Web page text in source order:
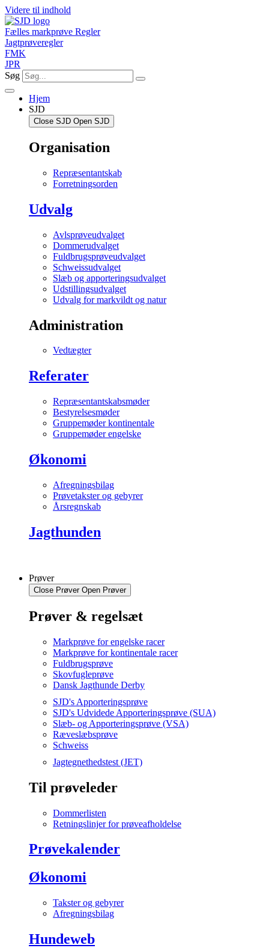
Videre til indhold
Fælles markprøve Regler
Jagtprøveregler
FMK
JPR
Søg
Hjem
SJD
Close SJD Open SJD
Organisation
Repræsentantskab
Forretningsorden
Udvalg
Avlsprøveudvalget
Dommerudvalget
Fuldbrugsprøveudvalget
Schweissudvalget
Slæb og apporteringsudvalget
Udstillingsudvalget
Udvalg for markvildt og natur
Administration
Vedtægter
Referater
Repræsentantskabsmøder
Bestyrelsesmøder
Gruppemøder kontinentale
Gruppemøder engelske
Økonomi
Afregningsbilag
Prøvetakster og gebyrer
Årsregnskab
Jagthunden
Prøver
Close Prøver Open Prøver
Prøver & regelsæt
Markprøve for engelske racer
Markprøve for kontinentale racer
Fuldbrugsprøve
Skovfugleprøve
Dansk Jagthunde Derby
SJD's Apporteringsprøve
SJD's Udvidede Apporteringsprøve (SUA)
Slæb- og Apporteringsprøve (VSA)
Ræveslæbsprøve
Schweiss
Jagtegnethedstest (JET)
Til prøveleder
Dommerlisten
Retningslinjer for prøveafholdelse
Prøvekalender
Økonomi
Takster og gebyrer
Afregningsbilag
Hundeweb